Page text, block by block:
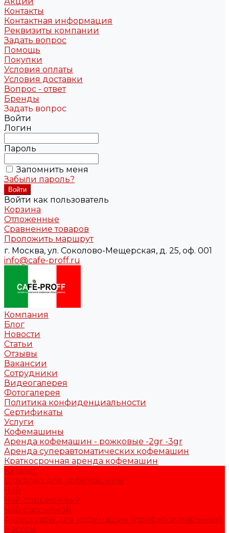
Контакты
Контактная информация
Реквизиты компании
Задать вопрос
Помощь
Покупки
Условия оплаты
Условия доставки
Вопрос - ответ
Бренды
Задать вопрос
Войти
Логин
Пароль
Запомнить меня
Забыли пароль?
Войти как пользователь
Корзина
Отложенные
Сравнение товаров
Проложить маршрут
г. Москва, ул. Соколово-Мещерская, д. 25, оф. 001
info@cafe-proff.ru
Компания
Блог
Новости
Статьи
Отзывы
Вакансии
Сотрудники
Видеогалерея
Фотогалерея
Политика конфиденциальности
Сертификаты
Услуги
Кофемашины
Аренда кофемашин - рожковые -2gr -3gr
Аренда суперавтоматических кофемашин
Краткосрочная аренда кофемашин
Каталог
Шоколад для кофемашины
Чай
Чай порционный
Чай рассыпной
Аксессуары для кофемашин (профессиональных)
Насосы